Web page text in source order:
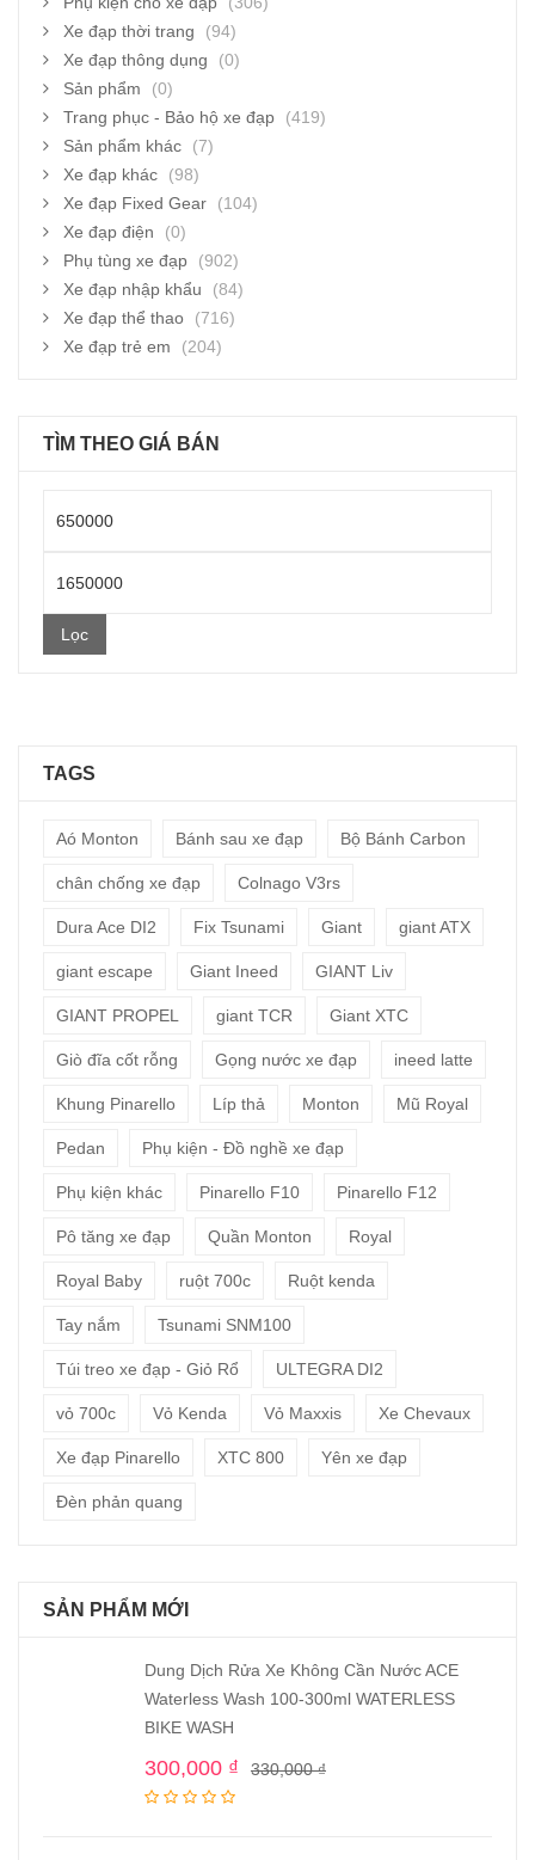
Xe đạp thời trang
(94)
Xe đạp thông dụng
(0)
Sản phẩm
(0)
Trang phục - Bảo hộ xe đạp
(419)
Sản phẩm khác
(7)
Xe đạp khác
(98)
Xe đạp Fixed Gear
(104)
Xe đạp điện
(0)
Phụ tùng xe đạp
(902)
Xe đạp nhập khẩu
(84)
Xe đạp thể thao
(716)
Xe đạp trẻ em
(204)
TÌM THEO GIÁ BÁN
nhất
cao
nhất
Lọc
TAGS
Aó Monton Bánh sau xe đạp Bộ Bánh Carbon
chân chống xe đạp Colnago V3rs
Dura Ace DI2 Fix Tsunami Giant giant ATX
giant escape Giant Ineed GIANT Liv
GIANT PROPEL giant TCR Giant XTC
Giò đĩa cốt rỗng Gọng nước xe đạp ineed latte
Khung Pinarello Líp thả Monton Mũ Royal
Pedan Phụ kiện - Đồ nghề xe đạp
Phụ kiện khác Pinarello F10 Pinarello F12
Pô tăng xe đạp Quần Monton Royal
Royal Baby ruột 700c Ruột kenda
Tay nắm Tsunami SNM100
Túi treo xe đạp - Giỏ Rổ ULTEGRA DI2
vỏ 700c Vỏ Kenda Vỏ Maxxis Xe Chevaux
Xe đạp Pinarello XTC 800 Yên xe đạp
Đèn phản quang
SẢN PHẨM MỚI
Dung Dịch Rửa Xe Không Cần Nước ACE
Waterless Wash 100-300ml WATERLESS
BIKE WASH
330,000₫
300,000 ₫